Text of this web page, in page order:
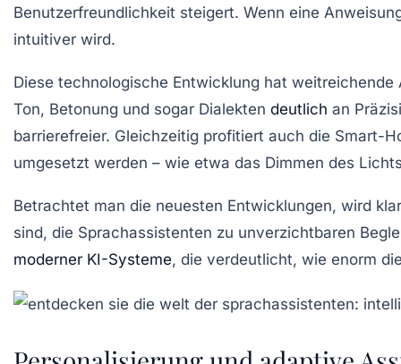
Benutzerfreundlichkeit steigert. Wenn eine
intuitiver wird.
Diese technologische Entwicklung hat
Ton, Betonung und sogar Dialekten deutlich an
barrierefreier. Gleichzeitig profitiert auch die Smart-
umgesetzt werden – wie etwa das Dimmen des
Betrachtet man die neuesten Entwicklungen, wird
sind, die Sprachassistenten zu unverzichtbaren
moderner KI-Systeme, die verdeutlicht, wie enorm